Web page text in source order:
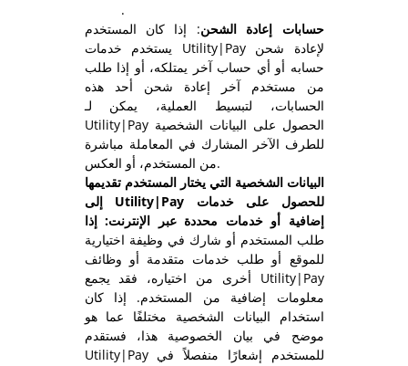
.
حسابات إعادة الشحن: إذا كان المستخدم
يستخدم خدمات Utility|Pay لإعادة شحن
حسابه أو أي حساب آخر يمتلكه، أو إذا طلب
من مستخدم آخر إعادة شحن أحد هذه
الحسابات، لتبسيط العملية، يمكن لـ
Utility|Pay الحصول على البيانات الشخصية
للطرف الآخر المشارك في المعاملة مباشرة
من المستخدم، أو العكس.
البيانات الشخصية التي يختار المستخدم تقديمها
إلى Utility|Pay للحصول على خدمات
إضافية أو خدمات محددة عبر الإنترنت: إذا
طلب المستخدم أو شارك في وظيفة اختيارية
للموقع أو طلب خدمات متقدمة أو وظائف
أخرى من اختياره، فقد يجمع Utility|Pay
معلومات إضافية من المستخدم. إذا كان
استخدام البيانات الشخصية مختلفًا عما هو
موضح في بيان الخصوصية هذا، فستقدم
Utility|Pay للمستخدم إشعارًا منفصلاً في